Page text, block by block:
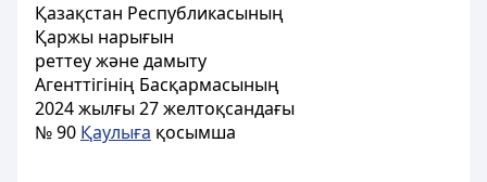
Қазақстан Республикасының
Қаржы нарығын
реттеу және дамыту
Агенттігінің Басқармасының
2024 жылғы 27 желтоқсандағы
№ 90 Қаулыға қосымша